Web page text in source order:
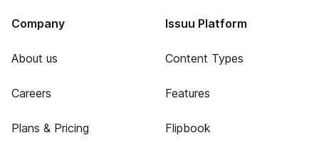
Company
About us
Careers
Plans & Pricing
Issuu Platform
Content Types
Features
Flipbook